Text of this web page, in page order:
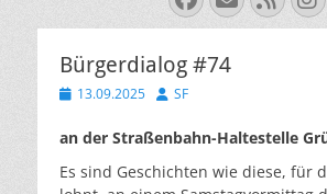
Mail
Bürgerdialog #74
Veröffentlicht
13.09.2025 Autor
SF
an der Straßenbahn-Haltestelle
Es sind Geschichten wie diese, für